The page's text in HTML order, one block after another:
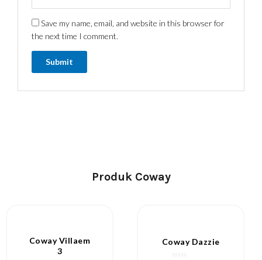
Save my name, email, and website in this browser for
the next time I comment.
Produk Coway
Coway Villaem
3
Coway Dazzie